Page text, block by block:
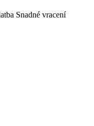
Snadné vracení